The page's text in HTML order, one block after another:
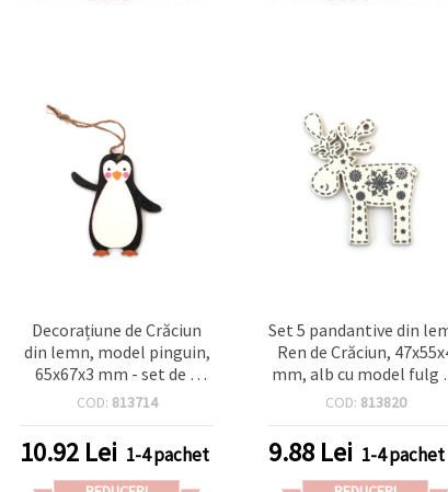
Decorațiune de Crăciun
din lemn, model pinguin,
65x67x3 mm - set de 5
bucăți
COD: 813714
10.92 Lei 1-4 pachet
Set 5 pandantive din
Ren de Crăciun,
mm, alb cu model fulg
nea
COD: 813820
9.88 Lei 1-4 pachet